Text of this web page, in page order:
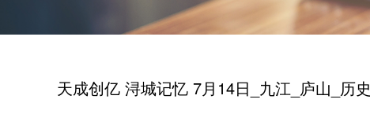
天成创亿 浔城记忆 7月14日_九江_庐山_历史